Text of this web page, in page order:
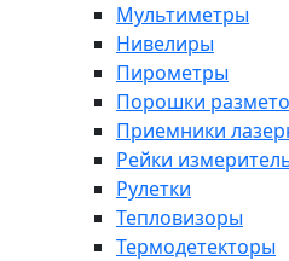
Мультиметры
Нивелиры
Пирометры
Порошки
Приемники
Рейки
Рулетки
Тепловизоры
Термодетекторы